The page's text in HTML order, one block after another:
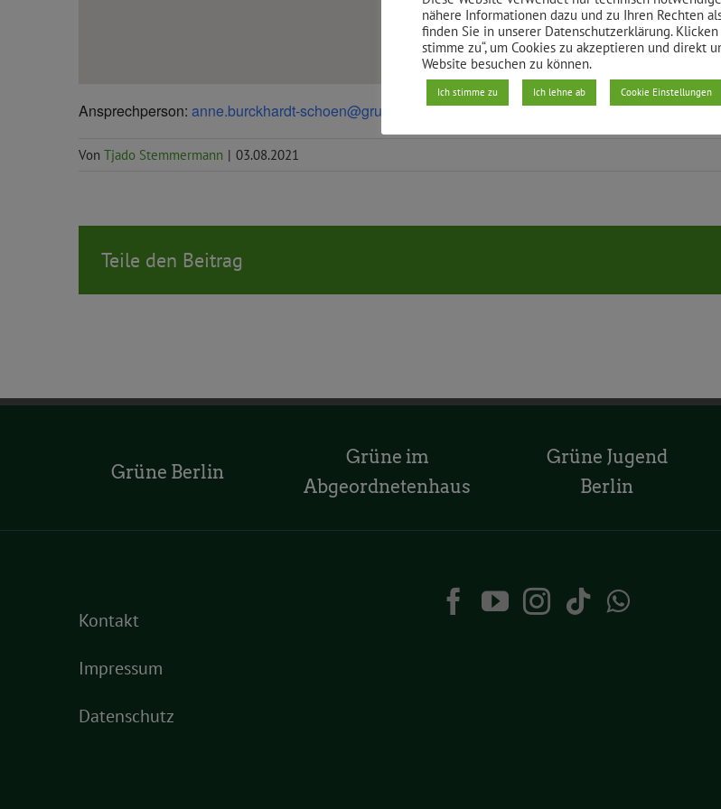
Ansprechperson: anne.burckhardt-schoen@gruene-xhain.de
Von Tjado Stemmermann | 03.08.2021
Teile den Beitrag
Grüne Berlin
Grüne im
Abgeordnetenhaus
Grüne Jugend
Berlin
Kontakt
Impressum
Datenschutz
nähere Informationen dazu und zu Ihren Rechten
finden Sie in unserer Datenschutzerklärung. Klicken
stimme zu“, um Cookies zu akzeptieren und direkt
Website besuchen zu können.
Ich stimme zu Ich lehne ab Cookie Einstellungen